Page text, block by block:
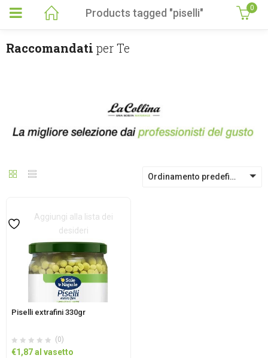
Products tagged "piselli" 0
Raccomandati per Te
Ordinamento predefinito
Aggiungi alla lista dei
desideri
Piselli extrafini 330gr
(0)
€1,87al vasetto